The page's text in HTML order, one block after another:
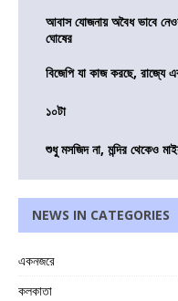
আবাস যোজনায় অবৈধ ভাবে
ঘোষের
বিজেপি যা কাজ করছে, রাজ্যে
১০টা
শুধু মসজিদ না, মন্দির থেকেও
NEWS IN CATEGORIES
একনজরে
কলকাতা